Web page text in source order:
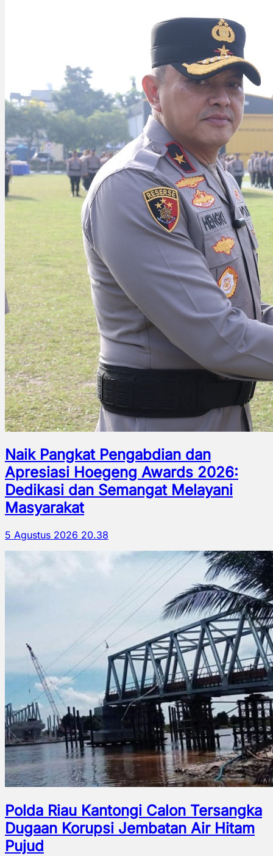
Naik Pangkat Pengabdian dan
Apresiasi Hoegeng Awards 2026:
Dedikasi dan Semangat Melayani
Masyarakat
5 Agustus 2026 20.38
Polda Riau Kantongi Calon Tersangka
Dugaan Korupsi Jembatan Air Hitam
Pujud